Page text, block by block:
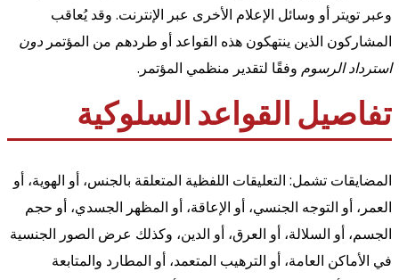
وعبر تويتر أو وسائل الإعلام الأخرى عبر الإنترنت. وقد يُعاقب
المشاركون الذين ينتهكون هذه القواعد أو طردهم من المؤتمر دون
استرداد الرسوم وفقًا لتقدير منظمي المؤتمر.
تفاصيل القواعد السلوكية
المضايقات تشمل: التعليقات اللفظية المتعلقة بالجنس، أو الهوية، أو
العمر، أو التوجه الجنسي، أو الإعاقة، أو المظهر الجسدي، أو حجم
الجسم، أو السلالة، أو العرق، أو الدين، وكذلك عرض الصور الجنسية
في الأماكن العامة، أو الترهيب المتعمد، أو المطارد والمتابعة